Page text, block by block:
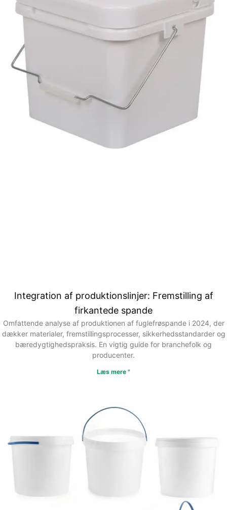
Integration af produktionslinjer: Fremstilling af
firkantede spande
Omfattende analyse af produktionen af fuglefrøspande i 2024, der
dækker materialer, fremstillingsprocesser, sikkerhedsstandarder og
bæredygtighedspraksis. En vigtig guide for branchefolk og
producenter.
Læs mere "